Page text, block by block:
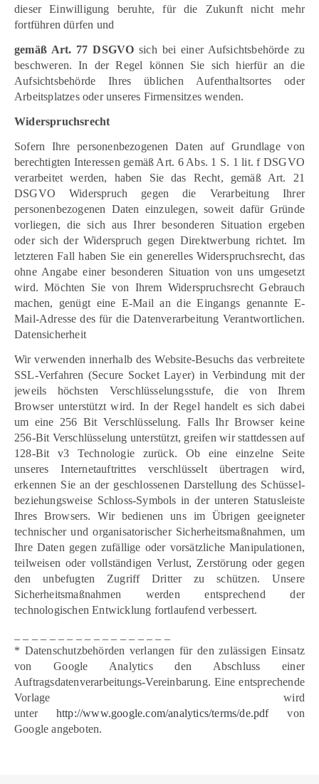
dieser Einwilligung beruhte, für die Zukunft nicht mehr
fortführen dürfen und
gemäß Art. 77 DSGVO sich bei einer Aufsichtsbehörde zu
beschweren. In der Regel können Sie sich hierfür an die
Aufsichtsbehörde Ihres üblichen Aufenthaltsortes oder
Arbeitsplatzes oder unseres Firmensitzes wenden.
Widerspruchsrecht
Sofern Ihre personenbezogenen Daten auf Grundlage von
berechtigten Interessen gemäß Art. 6 Abs. 1 S. 1 lit. f DSGVO
verarbeitet werden, haben Sie das Recht, gemäß Art. 21
DSGVO Widerspruch gegen die Verarbeitung Ihrer
personenbezogenen Daten einzulegen, soweit dafür Gründe
vorliegen, die sich aus Ihrer besonderen Situation ergeben
oder sich der Widerspruch gegen Direktwerbung richtet. Im
letzteren Fall haben Sie ein generelles Widerspruchsrecht, das
ohne Angabe einer besonderen Situation von uns umgesetzt
wird. Möchten Sie von Ihrem Widerspruchsrecht Gebrauch
machen, genügt eine E-Mail an die Eingangs genannte E-
Mail-Adresse des für die Datenverarbeitung Verantwortlichen.
Datensicherheit
Wir verwenden innerhalb des Website-Besuchs das verbreitete
SSL-Verfahren (Secure Socket Layer) in Verbindung mit der
jeweils höchsten Verschlüsselungsstufe, die von Ihrem
Browser unterstützt wird. In der Regel handelt es sich dabei
um eine 256 Bit Verschlüsselung. Falls Ihr Browser keine
256-Bit Verschlüsselung unterstützt, greifen wir stattdessen auf
128-Bit v3 Technologie zurück. Ob eine einzelne Seite
unseres Internetauftrittes verschlüsselt übertragen wird,
erkennen Sie an der geschlossenen Darstellung des Schüssel-
beziehungsweise Schloss-Symbols in der unteren Statusleiste
Ihres Browsers. Wir bedienen uns im Übrigen geeigneter
technischer und organisatorischer Sicherheitsmaßnahmen, um
Ihre Daten gegen zufällige oder vorsätzliche Manipulationen,
teilweisen oder vollständigen Verlust, Zerstörung oder gegen
den unbefugten Zugriff Dritter zu schützen. Unsere
Sicherheitsmaßnahmen werden entsprechend der
technologischen Entwicklung fortlaufend verbessert.
* Datenschutzbehörden verlangen für den zulässigen Einsatz
von Google Analytics den Abschluss einer
Auftragsdatenverarbeitungs-Vereinbarung. Eine entsprechende
Vorlage wird
unter http://www.google.com/analytics/terms/de.pdfvon
Google angeboten.